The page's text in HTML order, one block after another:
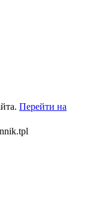
Перейти на